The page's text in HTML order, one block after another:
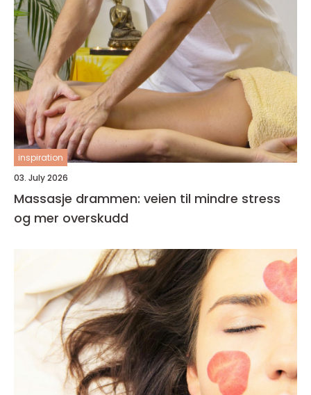
inspiration
03. July 2026
Massasje drammen: veien til mindre stress
og mer overskudd